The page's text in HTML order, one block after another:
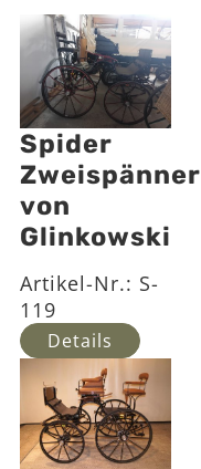
Spider
Zweispänner
von
Glinkowski
Artikel-Nr.: S-
119
Details